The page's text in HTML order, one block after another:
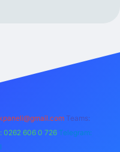
Teams:
0262 606 0 726 Telegram: